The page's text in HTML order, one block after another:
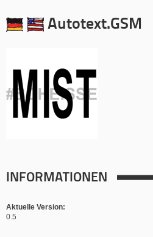
Autotext.GSM
INFORMATIONEN
Aktuelle Version:
0.5